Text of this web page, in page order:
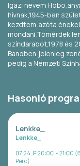
Igazi nevem
hívnak,1945-ben
kezdtem,azóta
mondani.Tömérdek
színdarabot,1978 és
Bandben,jelenleg
pedig a Nemzeti
Hasonló
Lenkke_
Lenkke_
07.24. P 20:00 - 21:00
Perc)